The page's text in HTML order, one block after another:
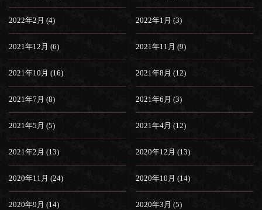
2022年2月 (4) 2022年1月 (3)
2021年12月 (6) 2021年11月 (9)
2021年10月 (16) 2021年8月 (12)
2021年7月 (8) 2021年6月 (3)
2021年5月 (5) 2021年4月 (12)
2021年2月 (13) 2020年12月 (13)
2020年11月 (24) 2020年10月 (14)
2020年9月 (14) 2020年3月 (5)